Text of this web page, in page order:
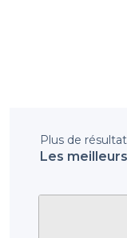
Plus de
Les